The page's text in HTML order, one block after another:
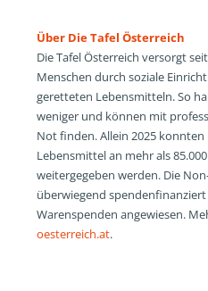
Über Die Tafel Österreich
Die Tafel Österreich versorgt
Menschen durch soziale
geretteten Lebensmitteln. So
weniger und können mit
Not finden. Allein 2025
Lebensmittel an mehr als
weitergegeben werden. Die
überwiegend
Warenspenden angewiesen.
oesterreich.at.